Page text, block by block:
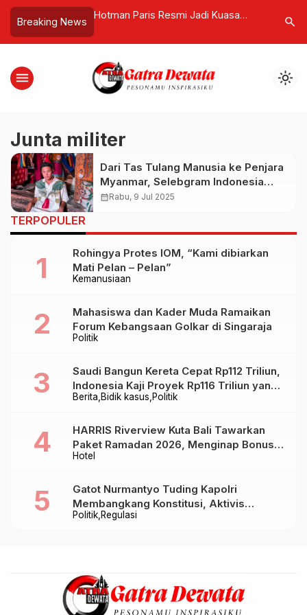
Breaking News
Gubernur
Lawakan Petruk
Hotman Paris Resmi Jadi Kuasa
Terbitkan 3 Sprindik Korupsi
Negeri
search
menu light_mode
Junta militer
Dari Tas Tulang Manusia ke Penjara
Myanmar, Selebgram Indonesia
Divonis 7 Tahun karena Dituduh
calendar_monthRabu, 9 Jul 2025
TERPOPULER
Kemanusiaan
Rohingya Protes IOM, “Kami dibiarkan
Mati Pelan – Pelan”
Politik
Mahasiswa dan Kader Muda Ramaikan
Forum Kebangsaan Golkar di Singaraja
Berita Bidik kasus Politik
Saudi Bangun Kereta Cepat Rp112 Triliun,
Indonesia Kaji Proyek Rp116 Triliun yang
Baru Sampai Bandung
Hotel
HARRIS Riverview Kuta Bali Tawarkan
Paket Ramadan 2026, Menginap Bonus
Takjil hingga Bukber Mulai Rp88.888
Politik Regulasi
Gatot Nurmantyo Tuding Kapolri
Membangkang Konstitusi, Aktivis
Tegaskan Polri Tak Punya Sejarah